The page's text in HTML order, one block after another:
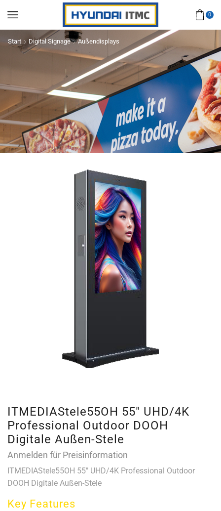
0
Start Digital Signage Außendisplays
ITMEDIAStele55OH 55″ UHD/4K
Professional Outdoor DOOH
Digitale Außen-Stele
Anmelden für Preisinformation
ITMEDIAStele55OH 55″ UHD/4K Professional Outdoor
DOOH Digitale Außen-Stele
Key Features